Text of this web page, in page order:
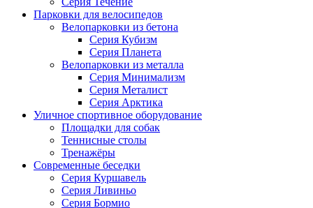
Парковки для велосипедов
Велопарковки из бетона
Серия Кубизм
Серия Планета
Велопарковки из металла
Серия Минимализм
Серия Металист
Серия Арктика
Уличное спортивное оборудование
Площадки для собак
Теннисные столы
Тренажёры
Современные беседки
Серия Куршавель
Серия Ливиньо
Серия Бормио